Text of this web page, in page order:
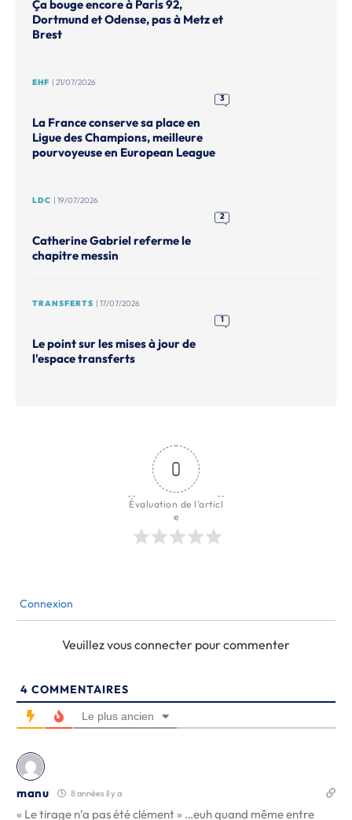
Ça bouge encore à Paris 92,
Dortmund et Odense, pas à Metz et
Brest
EHF | 21/07/2026
3
La France conserve sa place en
Ligue des Champions, meilleure
pourvoyeuse en European League
LDC | 19/07/2026
2
Catherine Gabriel referme le
chapitre messin
TRANSFERTS | 17/07/2026
1
Le point sur les mises à jour de
l'espace transferts
0
Évaluation de l'articl
e
Connexion
Veuillez vous connecter pour commenter
4 COMMENTAIRES
Le plus ancien
manu 8 années il y a
« Le tirage n’a pas été clément » …euh quand même entre